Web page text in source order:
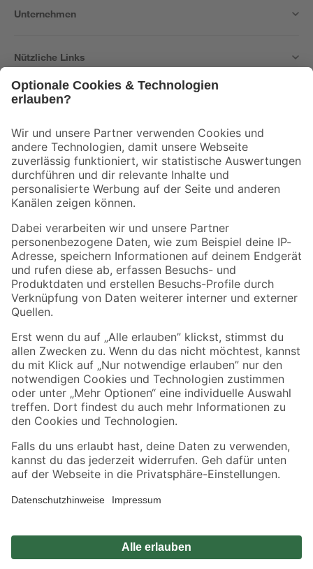
Unternehmen
Nützliche Links
Der toom Newsletter: Keine Angebote und Aktionen mehr verpassen!
Zur Newsletter Anmeldung
Folge uns
Zahlungsarten Versandarten
Sicher einkaufen
Jetzt die toom-App herunterladen
Alle Preisangaben in EUR inkl. gesetzl. MwSt.. Die dargestellten Angebote sind unter
Umständen nicht in allen Märkten verfügbar. Die angegebenen Verfügbarkeiten beziehen
Produkte nur solange der Vorrat reicht.
*Paketversand ab 59 € versandkostenfrei, gilt nicht für Artikel mit Speditionsversand, hier
Privatsphäre Impressum
Nutzungsbedingungen
Widerrufsrecht Vertrag widerrufen